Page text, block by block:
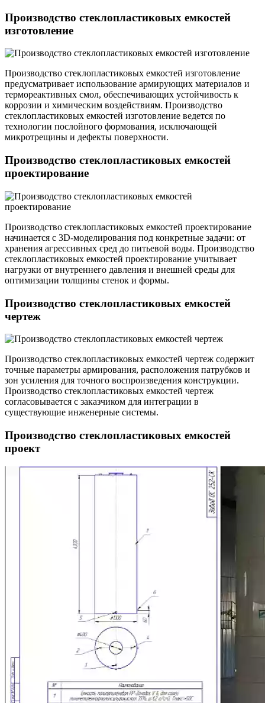
Производство стеклопластиковых емкостей
изготовление
Производство стеклопластиковых емкостей изготовление
предусматривает использование армирующих материалов и
термореактивных смол, обеспечивающих устойчивость к
коррозии и химическим воздействиям. Производство
стеклопластиковых емкостей изготовление ведется по
технологии послойного формования, исключающей
микротрещины и дефекты поверхности.
Производство стеклопластиковых емкостей
проектирование
Производство стеклопластиковых емкостей проектирование
начинается с 3D-моделирования под конкретные задачи: от
хранения агрессивных сред до питьевой воды. Производство
стеклопластиковых емкостей проектирование учитывает
нагрузки от внутреннего давления и внешней среды для
оптимизации толщины стенок и формы.
Производство стеклопластиковых емкостей
чертеж
Производство стеклопластиковых емкостей чертеж содержит
точные параметры армирования, расположения патрубков и
зон усиления для точного воспроизведения конструкции.
Производство стеклопластиковых емкостей чертеж
согласовывается с заказчиком для интеграции в
существующие инженерные системы.
Производство стеклопластиковых емкостей
проект